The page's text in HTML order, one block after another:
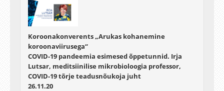
Koroonakonverents „Arukas kohanemine
koroonaviirusega“
COVID-19 pandeemia esimesed õppetunnid. Irja
Lutsar, meditsiinilise mikrobioloogia professor,
COVID-19 tõrje teadusnõukoja juht
26.11.20